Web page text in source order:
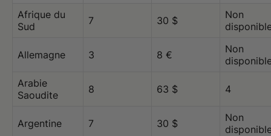
Afrique du
Sud
7 30 $
Non
Allemagne 3 8 €
Non
Arabie
Saoudite
8 63 $ 4
Argentine 7 30 $
Non